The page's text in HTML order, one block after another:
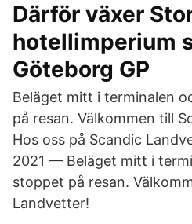
Därför växer
hotellimperium
Göteborg GP
Beläget mitt i terminalen
på resan. Välkommen till
Hos oss på Scandic
2021 — Beläget mitt i
stoppet på resan.
Landvetter!